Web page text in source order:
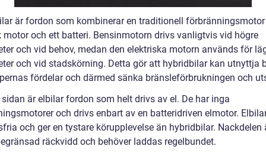
är fordon som kombinerar en traditionell
motor och ett batteri. Bensinmotorn drivs vanligtvis vid högre
och vid behov, medan den elektriska motorn används för
och vid stadskörning. Detta gör att hybridbilar kan utnyttja
fördelar och därmed sänka bränsleförbrukningen och
är elbilar fordon som helt drivs av el. De har inga
och drivs enbart av en batteridriven elmotor.
och ger en tystare körupplevelse än hybridbilar. Nackdelen
räckvidd och behöver laddas regelbundet.